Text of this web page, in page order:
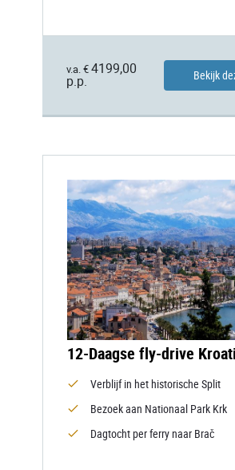
v.a. € 4199,00
p.p.
Bekijk
12-Daagse fly-drive
Verblijf in het historische Split
Bezoek aan Nationaal Park Krk
Dagtocht per ferry naar Brač